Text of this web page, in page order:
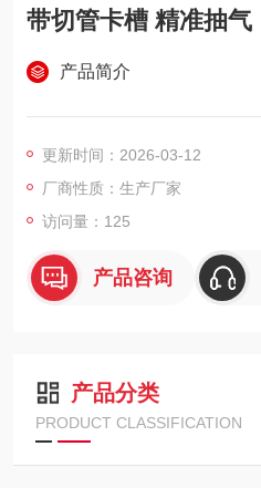
带切管卡槽 精准抽气
产品简介
更新时间：2026-03-12
厂商性质：生产厂家
访问量：125
产品咨询
产品分类
PRODUCT CLASSIFICATION